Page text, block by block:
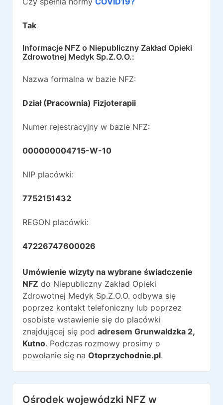
Tak
Informacje NFZ o Niepubliczny Zakład Opieki
Zdrowotnej Medyk Sp.Z.O.O.:
Nazwa formalna w bazie NFZ:
Dział (Pracownia) Fizjoterapii
Numer rejestracyjny w bazie NFZ:
000000004715-W-10
NIP placówki:
7752151432
REGON placówki:
47226747600026
Umówienie wizyty na wybrane świadczenie
NFZ do Niepubliczny Zakład Opieki
Zdrowotnej Medyk Sp.Z.O.O. odbywa się
poprzez kontakt telefoniczny lub poprzez
osobiste wstawienie się do placówki
znajdującej się pod adresem Grunwaldzka 2,
Kutno. Podczas rozmowy prosimy o
powołanie się na Otoprzychodnie.pl.
Ośrodek wojewódzki NFZ w